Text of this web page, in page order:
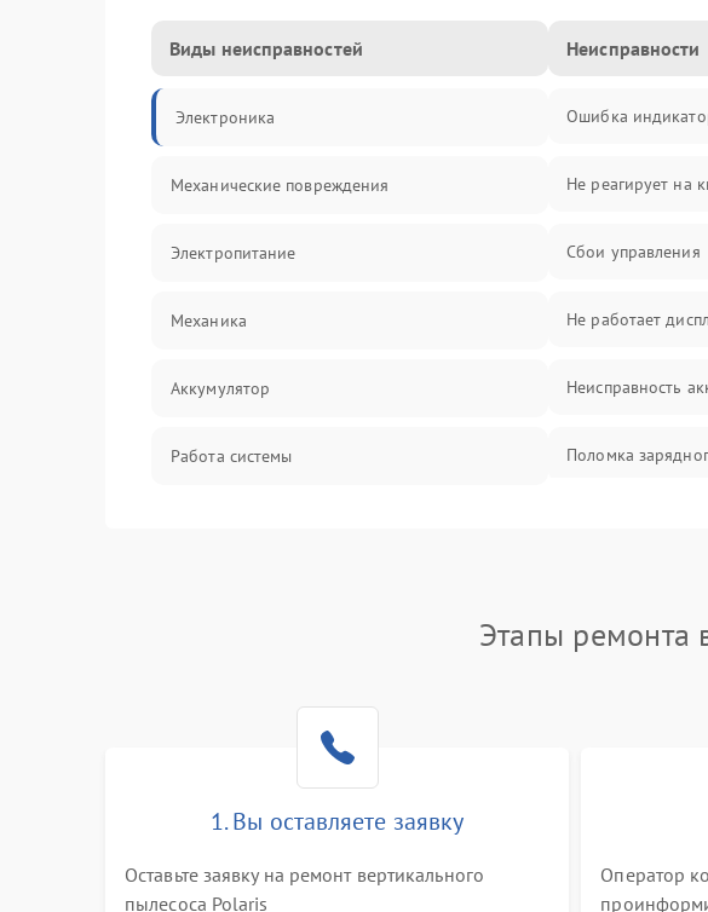
Виды неисправностей
Электроника
Механические повреждения
Электропитание
Механика
Аккумулятор
Работа системы
Неисправности
Ошибка
Не реагирует на
Сбои управления
Не работает
Неисправность
Поломка
Неисправность
отключения
Этапы ремонта
1. Вы оставляете заявку
Оставьте заявку на ремонт вертикального
пылесоса Polaris
Оператор